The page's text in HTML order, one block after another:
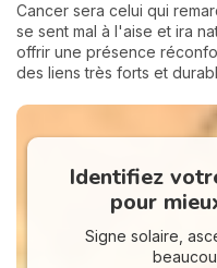
Cancer sera celui qui
se sent mal à l'aise et ira
offrir une présence
des liens très forts et
Identifiez
pour
Signe solaire,